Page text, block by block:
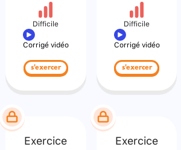
Difficile
Corrigé vidéo
s'exercer
Difficile
Corrigé vidéo
s'exercer
Exercice Exercice